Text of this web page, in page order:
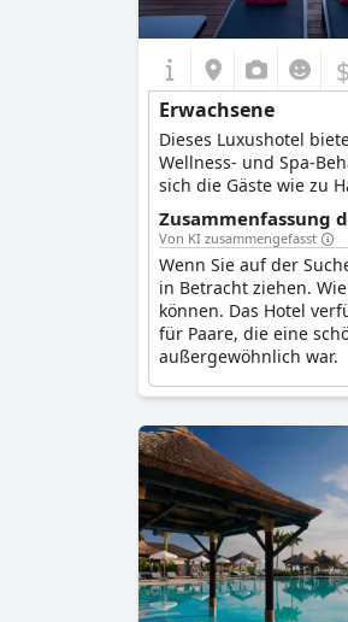
Erwachsene
Dieses Luxushotel
Wellness- und Spa-
sich die Gäste wie zu
Zusammenfassung
Von KI zusammengefasst
Wenn Sie auf der
in Betracht ziehen.
können. Das Hotel
für Paare, die eine
außergewöhnlich war.
Das Hotel hat viel zu
erwähnten jedoch ein
Außerdem hatten
Trotz dieser kleinen
anderen Luxushotels
geplant sind. Wenn
wärmstens empfehlen.